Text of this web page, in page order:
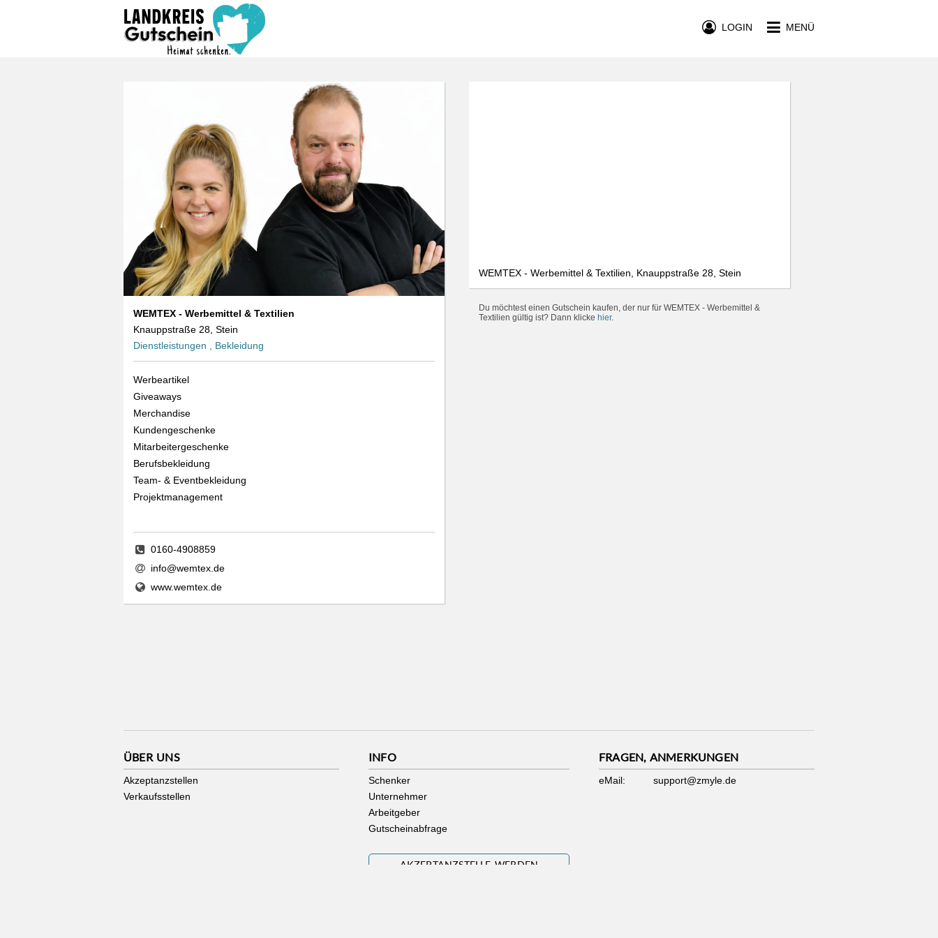
MENÜ
LOGIN
WEMTEX - Werbemittel & Textilien
Knauppstraße 28, Stein
Dienstleistungen , Bekleidung
Werbeartikel
Giveaways
Merchandise
Kundengeschenke
Mitarbeitergeschenke
Berufsbekleidung
Team- & Eventbekleidung
Projektmanagement
0160-4908859
info@wemtex.de
www.wemtex.de
WEMTEX - Werbemittel & Textilien, Knauppstraße 28, Stein
Du möchtest einen Gutschein kaufen, der nur für WEMTEX - Werbemittel &
Textilien gültig ist? Dann klicke hier.
ÜBER UNS
Akzeptanzstellen
Verkaufsstellen
INFO
Schenker
Unternehmer
Arbeitgeber
Gutscheinabfrage
FRAGEN, ANMERKUNGEN
eMail: support@zmyle.de
AKZEPTANZSTELLE WERDEN